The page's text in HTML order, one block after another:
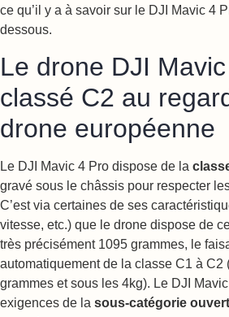
ce qu’il y a à savoir sur le DJI Mavic 4
dessous.
Le drone DJI
classé C2 au
drone européenne
Le DJI Mavic 4 Pro dispose de la
gravé sous le châssis pour respecter
C’est via certaines de ses
vitesse, etc.) que le drone dispose de
très précisément 1095 grammes, le
automatiquement de la classe C1 à C2
grammes et sous les 4kg). Le DJI
exigences de la sous-catégorie